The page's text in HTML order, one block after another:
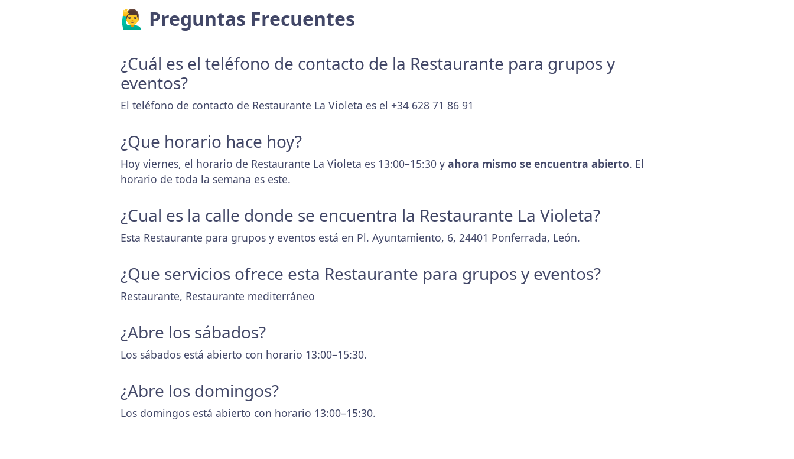
🙋‍♂️ Preguntas Frecuentes
¿Cuál es el teléfono de contacto de la Restaurante para grupos y
eventos?
El teléfono de contacto de Restaurante La Violeta es el +34 628 71 86 91
¿Que horario hace hoy?
Hoy viernes, el horario de Restaurante La Violeta es 13:00–15:30 y ahora mismo se encuentra abierto. El
horario de toda la semana es este.
¿Cual es la calle donde se encuentra la Restaurante La Violeta?
Esta Restaurante para grupos y eventos está en Pl. Ayuntamiento, 6, 24401 Ponferrada, León.
¿Que servicios ofrece esta Restaurante para grupos y eventos?
Restaurante, Restaurante mediterráneo
¿Abre los sábados?
Los sábados está abierto con horario 13:00–15:30.
¿Abre los domingos?
Los domingos está abierto con horario 13:00–15:30.